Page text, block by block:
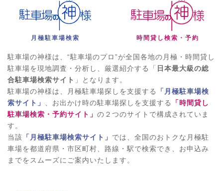
月極駐車場検索 時間貸し検索・予約
駐車場の神様は、“駐車場のプロ”が全国各地の月極・時間貸し
駐車場を現地調査・分析し、厳選紹介する「 日本最大級の総
合駐車場検索サイト 」となります。
駐車場の神様は、月極駐車場探しを支援する
「月極駐車場検
索サイト」
、お出かけ時の駐車場探しを支援する
「時間貸し
駐車場検索・予約サイト」 の２つのサイトで構成されていま
す。
当該 「月極駐車場検索サイト」 では、全国のおトクな月極駐
車場を都道府県・市区町村、路線・駅で検索でき、お申込み
までをスムーズにご案内いたします。